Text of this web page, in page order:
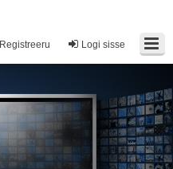
Logi sisse
Registreeru